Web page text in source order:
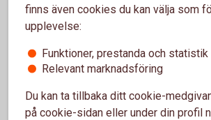
Olika typer av
pension och lön
finns även cookies du kan välja som
upplevelse:
Funktioner, prestanda och statistik
Relevant marknadsföring
Du kan ta tillbaka ditt cookie-
på cookie-sidan eller under din profil